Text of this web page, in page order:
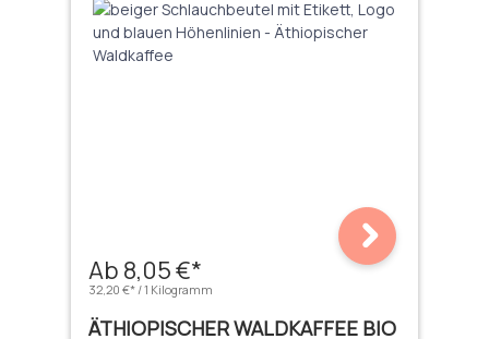
Ab 8,05 €*
32,20 €* / 1 Kilogramm
ÄTHIOPISCHER WALDKAFFEE BIO